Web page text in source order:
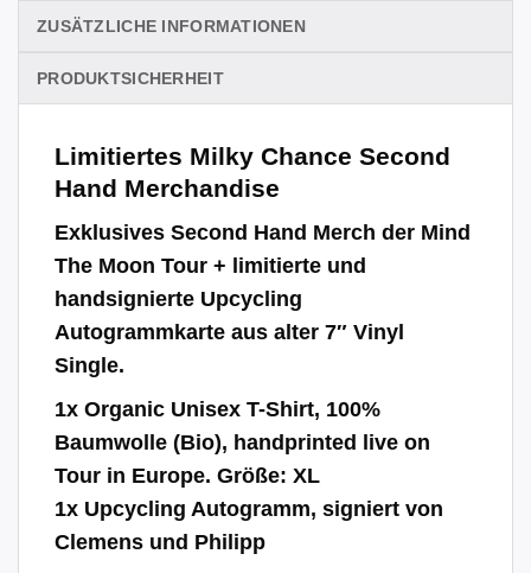
ZUSÄTZLICHE INFORMATIONEN
PRODUKTSICHERHEIT
Limitiertes Milky Chance Second
Hand Merchandise
Exklusives Second Hand Merch der Mind
The Moon Tour + limitierte und
handsignierte Upcycling
Autogrammkarte aus alter 7″ Vinyl
Single.
1x Organic Unisex T-Shirt, 100%
Baumwolle (Bio), handprinted live on
Tour in Europe. Größe: XL
1x Upcycling Autogramm, signiert von
Clemens und Philipp